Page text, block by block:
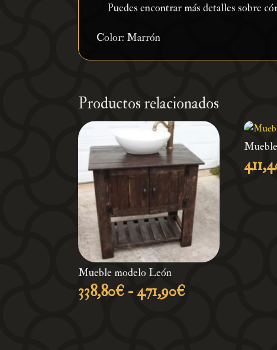
Puedes encontrar más detalles sobre
Color: Marrón
Productos relacionados
Mueble modelo León
338,80€ -471,90€Rango